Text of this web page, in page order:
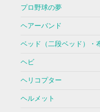
プロ野球の夢
ヘアーバンド
ベッド（二段ベッド）・
ヘビ
ヘリコプター
ヘルメット